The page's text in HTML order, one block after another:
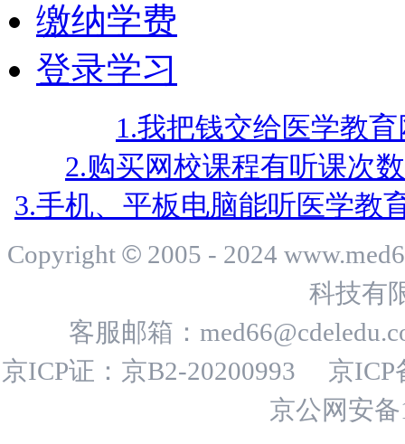
缴纳学费
登录学习
1.我把钱交给医学教
2.购买网校课程有听课次
3.手机、平板电脑能听医学教
Copyright © 2005 - 2024
科技有
客服邮箱：
京ICP证：京B2-20200993
京ICP
京公网安备